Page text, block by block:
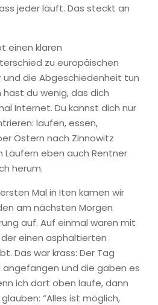
jeder läuft. Das steckt an
einen klaren
zu europäischen
und die Abgeschiedenheit tun
hast du wenig, das dich
Internet. Du kannst dich nur
laufen, essen,
Ostern nach Zinnowitz
eben auch Rentner
herum.
Mal in Iten kamen wir
am nächsten Morgen
auf. Auf einmal waren mit
einen asphaltierten
Das war krass: Der Tag
und die gaben es
ich dort oben laufe, dann
“Alles ist möglich,